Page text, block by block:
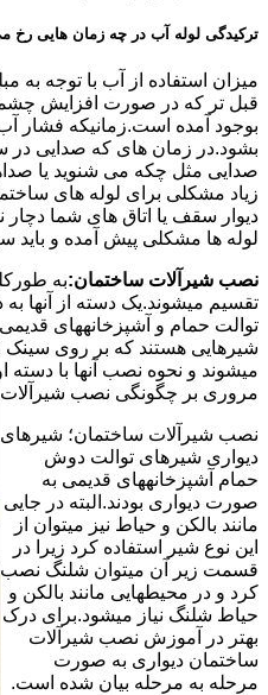
ترکیدگی لوله آب در چه زمان هایی رخ
میزان استفاده از آب با توجه
قبل تر که در صورت افزایش
بوجود آمده است.زمانیکه فشار
بشود.در زمان های که صدایی
صدایی مثل چکه می شنوید یا
زیاد مشکلی برای لوله های
دیوار سقف یا اتاق های شما
لوله ها مشکلی پیش آمده و باید
نصب شیرآلات ساختمان:به
تقسیم میشوند.یک دسته از آنها
توالت حمام و آشپزخانههای
شیرهایی هستند که بر روی
میشوند و نحوه نصب آنها با
مروری بر چگونگی نصب شیرآلات
نصب شیرآلات ساختمان؛ شیرهای
دیواری شیرهای توالت دوش
حمام آشپزخانههای قدیمی به
صورت دیواری بودند.البته در جایی
مانند بالکن و حیاط نیز میتوان از
این نوع شیر استفاده کرد زیرا در
قسمت زیر آن میتوان شلنگ نصب
کرد و در محیطهایی مانند بالکن و
حیاط شلنگ نیاز میشود.برای درک
بهتر در آموزش نصب شیرآلات
ساختمان دیواری به صورت
مرحله به مرحله بیان شده است.